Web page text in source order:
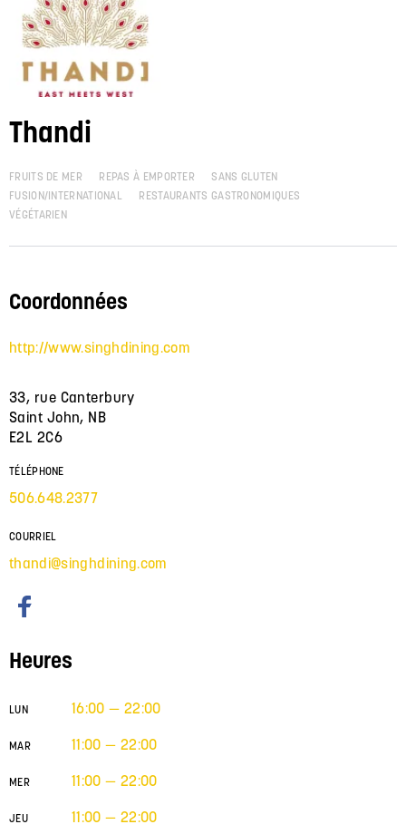
Thandi
FRUITS DE MER REPAS À EMPORTER
SANS GLUTEN
FUSION/INTERNATIONAL
RESTAURANTS GASTRONOMIQUES
VÉGÉTARIEN
Coordonnées
http://www.singhdining.com
33, rue Canterbury
Saint John, NB
E2L 2C6
TÉLÉPHONE
506.648.2377
COURRIEL
thandi@singhdining.com
Heures
LUN 16:00 — 22:00
MAR 11:00 — 22:00
MER 11:00 — 22:00
JEU 11:00 — 22:00